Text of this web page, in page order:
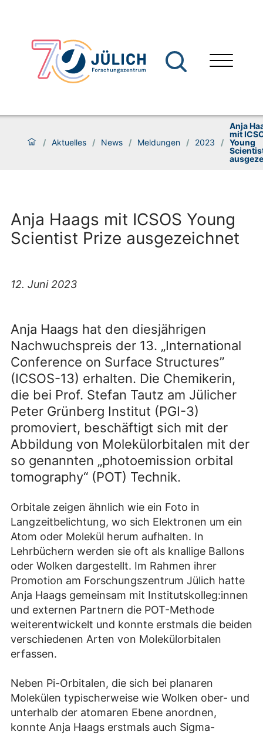
/ Aktuelles / News / Meldungen / 2023 /
Anja
mit
Young
Anja Haags mit ICSOS Young
Scientist Prize ausgezeichnet
12. Juni 2023
Anja Haags hat den diesjährigen
Nachwuchspreis der 13. „International
Conference on Surface Structures”
(ICSOS-13) erhalten. Die Chemikerin,
die bei Prof. Stefan Tautz am Jülicher
Peter Grünberg Institut (PGI-3)
promoviert, beschäftigt sich mit der
Abbildung von Molekülorbitalen mit der
so genannten „photoemission orbital
tomography“ (POT) Technik.
Orbitale zeigen ähnlich wie ein Foto in
Langzeitbelichtung, wo sich Elektronen um ein
Atom oder Molekül herum aufhalten. In
Lehrbüchern werden sie oft als knallige Ballons
oder Wolken dargestellt. Im Rahmen ihrer
Promotion am Forschungszentrum Jülich hatte
Anja Haags gemeinsam mit Institutskolleg:innen
und externen Partnern die POT-Methode
weiterentwickelt und konnte erstmals die beiden
verschiedenen Arten von Molekülorbitalen
erfassen.
Neben Pi-Orbitalen, die sich bei planaren
Molekülen typischerweise wie Wolken ober- und
unterhalb der atomaren Ebene anordnen,
konnte Anja Haags erstmals auch Sigma-